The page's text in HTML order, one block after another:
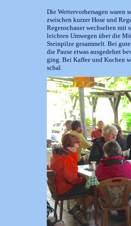
Die Wettervorhersagen waren
zwischen kurzer Hose und
Regenschauer wechselten mit
leichten Umwegen über die
Steinpilze gesammelt. Bei
die Pause etwas ausgedehnt
ging. Bei Kaffee und Kuchen
schal.